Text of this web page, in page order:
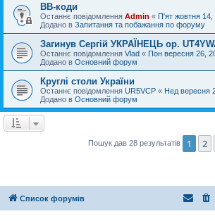
BB-коди
Останнє повідомлення Admin « П'ят жовтня 14,
Додано в Запитання та побажання по форуму
Загинув Сергій УКРАЇНЕЦЬ op.
Останнє повідомлення Vlad « Пон вересня 26,
Додано в Основний форум
Круглі столи України
Останнє повідомлення UR5VCP « Нед вересня
Додано в Основний форум
Пошук дав 28 результатів 1 2
Список форумів